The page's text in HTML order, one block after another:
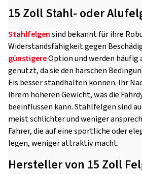
15 Zoll Stahl- oder
Stahlfelgensind bekannt für ihre
Widerstandsfähigkeit gegen
günstigereOption und werden häufig
genutzt, da sie den harschen
Eis besser standhalten können. Ihr
ihrem höheren Gewicht, was die
beeinflussen kann. Stahlfelgen sind
meist schlichter und weniger
Fahrer, die auf eine sportliche oder
legen, weniger attraktiv macht.
Hersteller von 15 Zoll